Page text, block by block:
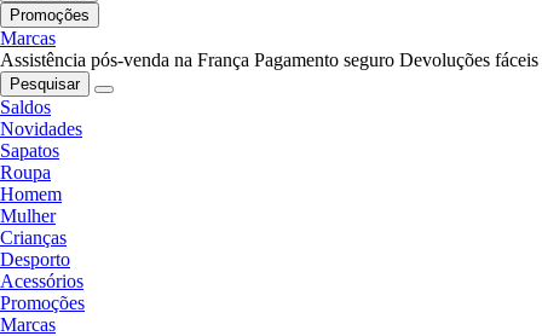
Promoções
Marcas
Assistência pós-venda na França Pagamento seguro Devoluções fáceis
Pesquisar
Saldos
Novidades
Sapatos
Roupa
Homem
Mulher
Crianças
Desporto
Acessórios
Promoções
Marcas